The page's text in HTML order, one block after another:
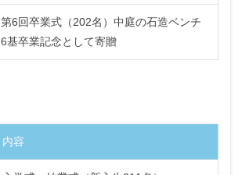
第6回卒業式（202名）中庭の石造ベンチ
6基卒業記念として寄贈
内容